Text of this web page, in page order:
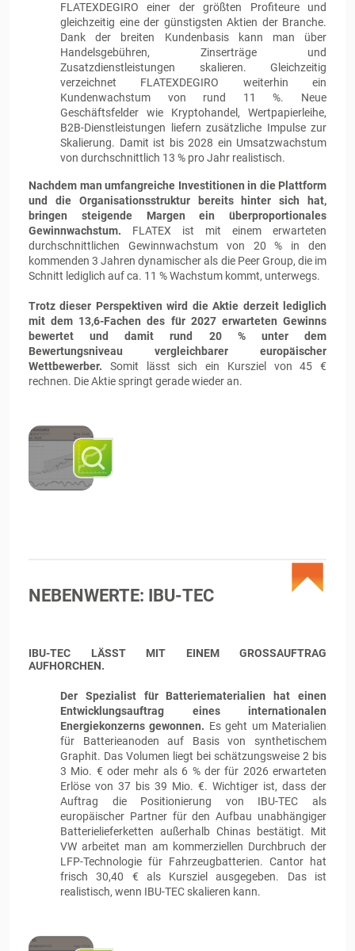
FLATEXDEGIRO einer der größten Profiteure und
gleichzeitig eine der günstigsten Aktien der Branche.
Dank der breiten Kundenbasis kann man über
Handelsgebühren, Zinserträge und
Zusatzdienstleistungen skalieren. Gleichzeitig
verzeichnet FLATEXDEGIRO weiterhin ein
Kundenwachstum von rund 11 %. Neue
Geschäftsfelder wie Kryptohandel, Wertpapierleihe,
B2B-Dienstleistungen liefern zusätzliche Impulse zur
Skalierung. Damit ist bis 2028 ein Umsatzwachstum
von durchschnittlich 13 % pro Jahr realistisch.
Nachdem man umfangreiche Investitionen in die Plattform
und die Organisationsstruktur bereits hinter sich hat,
bringen steigende Margen ein überproportionales
Gewinnwachstum. FLATEX ist mit einem erwarteten
durchschnittlichen Gewinnwachstum von 20 % in den
kommenden 3 Jahren dynamischer als die Peer Group, die im
Schnitt lediglich auf ca. 11 % Wachstum kommt, unterwegs.
Trotz dieser Perspektiven wird die Aktie derzeit lediglich
mit dem 13,6-Fachen des für 2027 erwarteten Gewinns
bewertet und damit rund 20 % unter dem
Bewertungsniveau vergleichbarer europäischer
Wettbewerber. Somit lässt sich ein Kursziel von 45 €
rechnen. Die Aktie springt gerade wieder an.
NEBENWERTE: IBU-TEC
IBU-TEC LÄSST MIT EINEM GROSSAUFTRAG A
UFHORCHEN.
Der Spezialist für Batteriematerialien hat einen
Entwicklungsauftrag eines internationalen
Energiekonzerns gewonnen. Es geht um Materialien
für Batterieanoden auf Basis von synthetischem
Graphit. Das Volumen liegt bei schätzungsweise 2 bis
3 Mio. € oder mehr als 6 % der für 2026 erwarteten
Erlöse von 37 bis 39 Mio. €. Wichtiger ist, dass der
Auftrag die Positionierung von IBU-TEC als
europäischer Partner für den Aufbau unabhängiger
Batterielieferketten außerhalb Chinas bestätigt. Mit
VW arbeitet man am kommerziellen Durchbruch der
LFP-Technologie für Fahrzeugbatterien. Cantor hat
frisch 30,40 € als Kursziel ausgegeben. Das ist
realistisch, wenn IBU-TEC skalieren kann.